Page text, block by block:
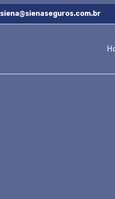
siena@sienaseguros.com.br